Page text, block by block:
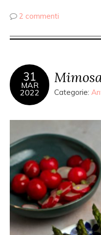
2 commenti
31
MAR
2022 Categorie: